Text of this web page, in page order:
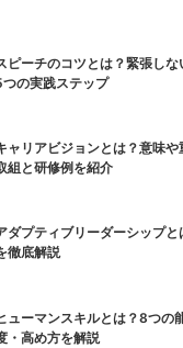
ピーチのコツとは？緊張し
つの実践ステップ
ャリアビジョンとは？意味や
組と研修例を紹介
ダプティブリーダーシップ
徹底解説
ューマンスキルとは？8つの
・高め方を解説